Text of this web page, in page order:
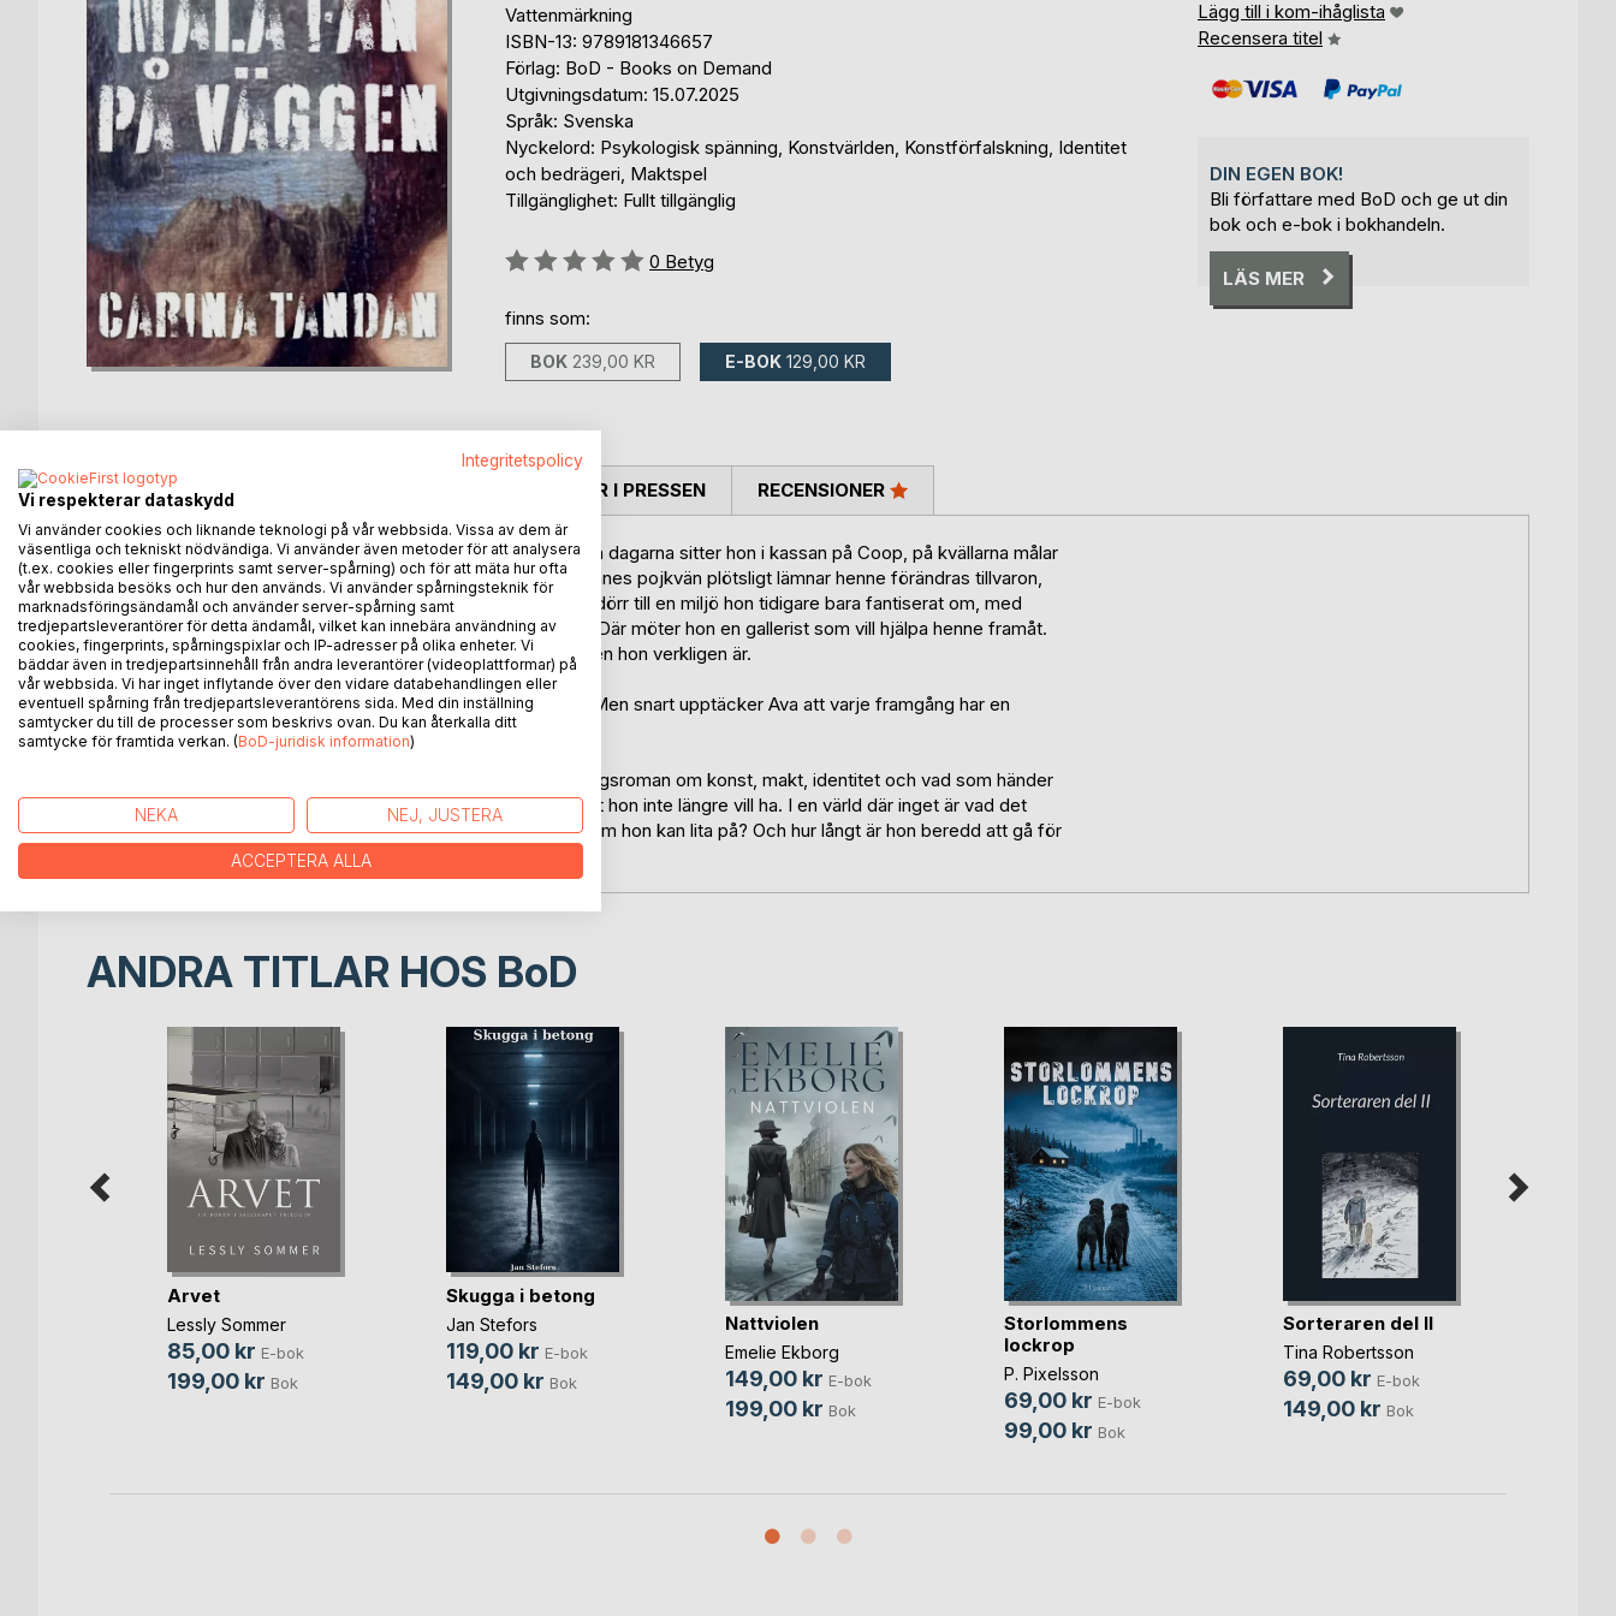
Vattenmärkning
ISBN-13: 9789181346657
Förlag: BoD - Books on Demand
Utgivningsdatum: 15.07.2025
Språk: Svenska
Nyckelord: Psykologisk spänning, Konstvärlden, Konstförfalskning, Identitet
och bedrägeri, Maktspel
Tillgänglighet: Fullt tillgänglig
Betyg::
0 Betyg
finns som:
BOK 239,00 KR E-BOK 129,00 KR
Lägg till i kom-ihåglista
Recensera titel
DIN EGEN BOK!
Bli författare med BoD och ge ut din
bok och e-bok i bokhandeln.
LÄS MER
BESKRIVNING
För Ava Halldin är konsten det enda som känns verkligt. På dagarna sitter hon i kassan på Coop, på kvällarna målar
hon och fantiserar om att en dag få visa sina verk. När hennes pojkvän plötsligt lämnar henne förändras tillvaron,
men inte på det sätt hon föreställt sig. I stället öppnas en dörr till en miljö hon tidigare bara fantiserat om, med
inflytelserika mecenater, konsthandlare och konnässörer. Där möter hon en gallerist som vill hjälpa henne framåt.
Samtidigt träffar hon en man som kanske ser henne för den hon verkligen är.
För första gången känns det som om hon har en riktning. Men snart upptäcker Ava att varje framgång har en
baksida, och att priset kan vara högre än hon anat.
Måla fan på väggen är en fängslande psykologisk spänningsroman om konst, makt, identitet och vad som händer
när en ung konstnärs dröm slår in, men visar sig vara något hon inte längre vill ha. I en värld där inget är vad det
verkar och där lojalitet är en bräcklig valuta, hur vet hon vem hon kan lita på? Och hur långt är hon beredd att gå för
att skydda dem hon älskar?
KOMMENTARER I PRESSEN RECENSIONER
ANDRA TITLAR HOS BoD
Arvet
Lessly Sommer
85,00 kr E-bok
199,00 kr Bok
Skugga i betong
Jan Stefors
119,00 kr E-bok
149,00 kr Bok
Nattviolen
Emelie Ekborg
149,00 kr E-bok
199,00 kr Bok
Storlommens
lockrop
P. Pixelsson
69,00 kr E-bok
99,00 kr Bok
Sorteraren del II
Tina Robertsson
69,00 kr E-bok
149,00 kr Bok
Integritetspolicy
Vi respekterar dataskydd
Vi använder cookies och liknande teknologi på vår webbsida. Vissa av dem är
väsentliga och tekniskt nödvändiga. Vi använder även metoder för att analysera
(t.ex. cookies eller fingerprints samt server-spårning) och för att mäta hur ofta
vår webbsida besöks och hur den används. Vi använder spårningsteknik för
marknadsföringsändamål och använder server-spårning samt
tredjepartsleverantörer för detta ändamål, vilket kan innebära användning av
cookies, fingerprints, spårningspixlar och IP-adresser på olika enheter. Vi
bäddar även in tredjepartsinnehåll från andra leverantörer (videoplattformar) på
vår webbsida. Vi har inget inflytande över den vidare databehandlingen eller
eventuell spårning från tredjepartsleverantörens sida. Med din inställning
samtycker du till de processer som beskrivs ovan. Du kan återkalla ditt
samtycke för framtida verkan. (BoD-juridisk information)
NEKA NEJ, JUSTERA
ACCEPTERA ALLA